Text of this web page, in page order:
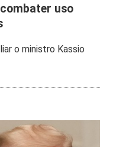
uso
o ministro Kassio